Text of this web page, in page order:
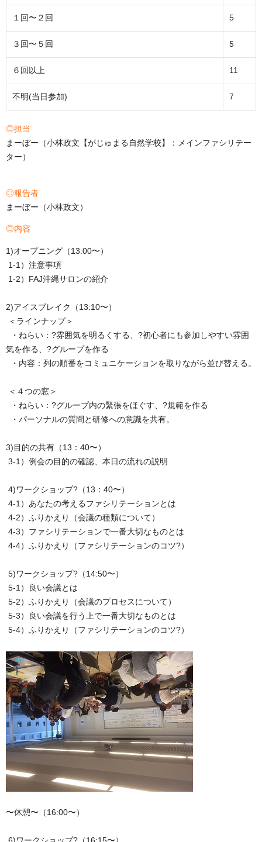
１回〜２回 5
３回〜５回 5
６回以上 11
不明(当日参加) 7
◎担当
まーぼー（小林政文【がじゅまる自然学校】：メインファシリテー
ター）
◎報告者
まーぼー（小林政文）
◎内容
1)オープニング（13:00〜）
1-1）注意事項
1-2）FAJ沖縄サロンの紹介
2)アイスブレイク（13:10〜）
＜ラインナップ＞
・ねらい：?雰囲気を明るくする、?初心者にも参加しやすい雰囲
気を作る、?グループを作る
・内容：列の順番をコミュニケーションを取りながら並び替える。
＜４つの窓＞
・ねらい：?グループ内の緊張をほぐす、?規範を作る
・パーソナルの質問と研修への意識を共有。
3)目的の共有（13：40〜）
3-1）例会の目的の確認、本日の流れの説明
4)ワークショップ?（13：40〜）
4-1）あなたの考えるファシリテーションとは
4-2）ふりかえり（会議の種類について）
4-3）ファシリテーションで一番大切なものとは
4-4）ふりかえり（ファシリテーションのコツ?）
5)ワークショップ?（14:50〜）
5-1）良い会議とは
5-2）ふりかえり（会議のプロセスについて）
5-3）良い会議を行う上で一番大切なものとは
5-4）ふりかえり（ファシリテーションのコツ?）
〜休憩〜（16:00〜）